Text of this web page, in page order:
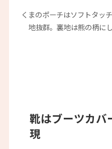
くまのポーチはソフトタッ
地抜群。裏地は熊の柄に
靴はブーツカバ
現